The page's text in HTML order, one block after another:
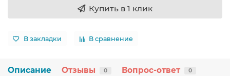
Купить в 1 клик
В закладки В сравнение
Описание Отзывы 0 Вопрос-ответ 0